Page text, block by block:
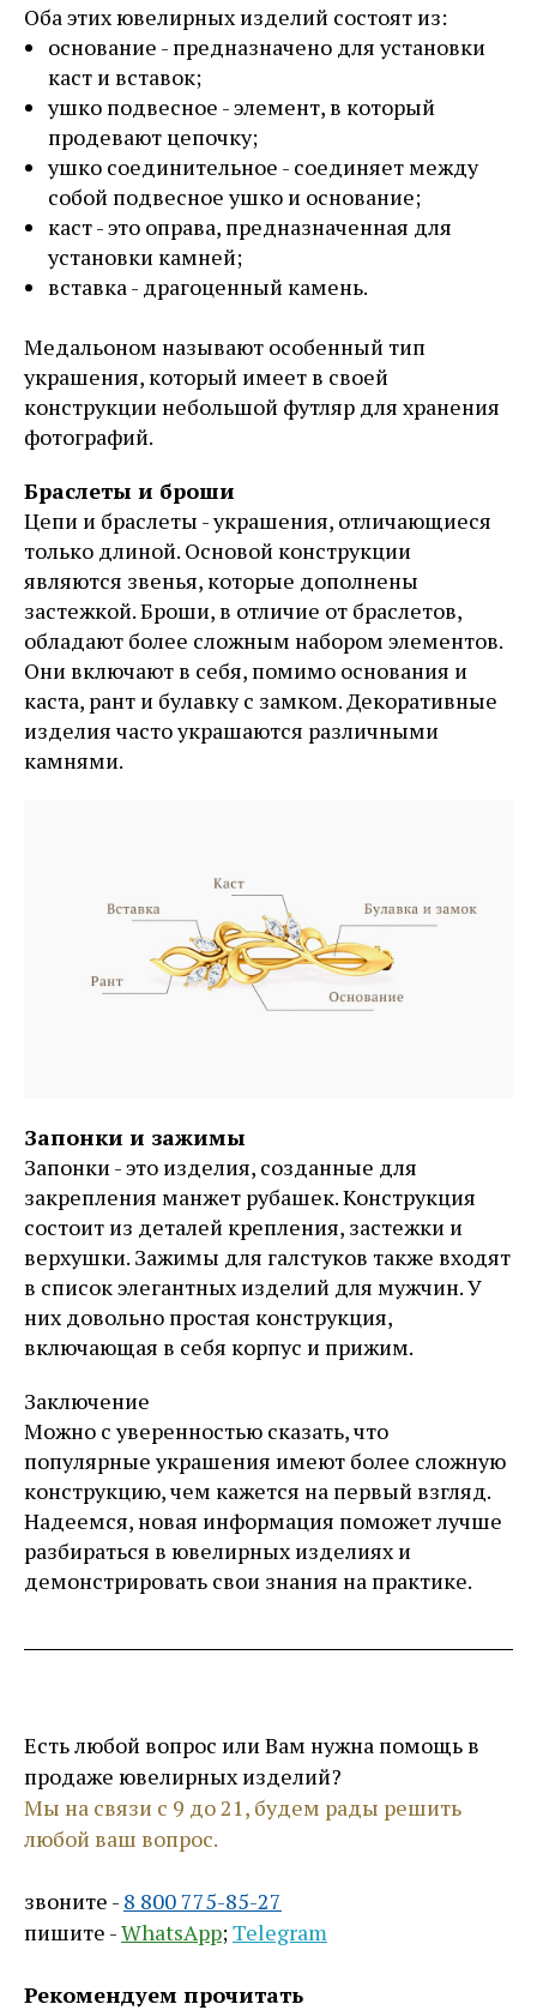
Оба этих ювелирных изделий состоят из:
основание - предназначено для установки
каст и вставок;
ушко подвесное - элемент, в который
продевают цепочку;
ушко соединительное - соединяет между
собой подвесное ушко и основание;
каст - это оправа, предназначенная для
установки камней;
вставка - драгоценный камень.
Медальоном называют особенный тип
украшения, который имеет в своей
конструкции небольшой футляр для хранения
фотографий.
Браслеты и броши
Цепи и браслеты - украшения, отличающиеся
только длиной. Основой конструкции
являются звенья, которые дополнены
застежкой. Броши, в отличие от браслетов,
обладают более сложным набором элементов.
Они включают в себя, помимо основания и
каста, рант и булавку с замком. Декоративные
изделия часто украшаются различными
камнями.
Запонки и зажимы
Запонки - это изделия, созданные для
закрепления манжет рубашек. Конструкция
состоит из деталей крепления, застежки и
верхушки. Зажимы для галстуков также входят
в список элегантных изделий для мужчин. У
них довольно простая конструкция,
включающая в себя корпус и прижим.
Заключение
Можно с уверенностью сказать, что
популярные украшения имеют более сложную
конструкцию, чем кажется на первый взгляд.
Надеемся, новая информация поможет лучше
разбираться в ювелирных изделиях и
демонстрировать свои знания на практике.
Есть любой вопрос или Вам нужна помощь в
продаже ювелирных изделий?
Мы на связи с 9 до 21, будем рады решить
любой ваш вопрос.
звоните - 8 800 775-85-27
пишите -WhatsApp; Telegram
Рекомендуем прочитать